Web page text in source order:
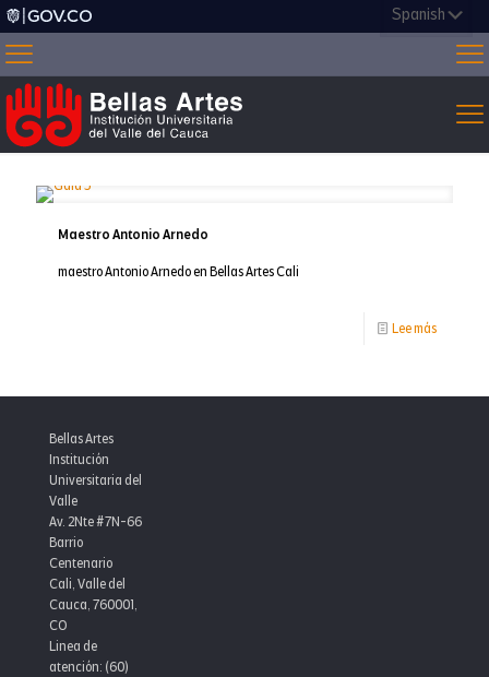
Maestro Antonio Arnedo
maestro Antonio Arnedo en Bellas Artes Cali
Lee más-
Antonio
Bellas Artes
Institución
Universitaria del
Valle
Av. 2Nte #7N-66
Barrio
Centenario
Cali, Valle del
Cauca, 760001,
CO
Linea de
atención: (60)